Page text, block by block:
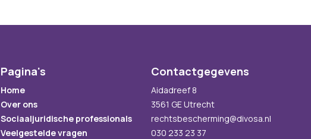
Pagina's
Home
Over ons
Sociaaljuridische professionals
Veelgestelde vragen
Contactgegevens
Aidadreef 8
3561 GE Utrecht
rechtsbescherming@divosa.nl
030 233 23 37